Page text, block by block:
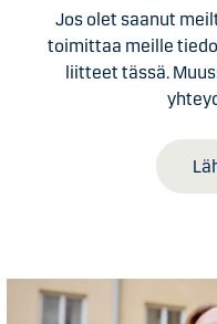
Jos olet saanut
toimittaa meille
liitteet tässä.